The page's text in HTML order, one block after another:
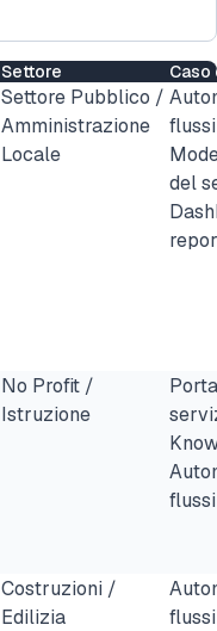
Settore Caso
Settore Pubblico /
Amministrazione
Locale
del
No Profit /
Istruzione
Costruzioni /
Edilizia